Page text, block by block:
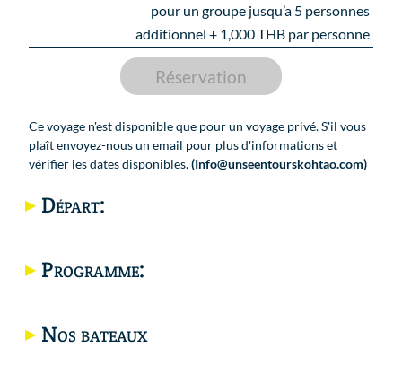
Ce voyage n'est disponible que pour un voyage privé. S'il vous
plaît envoyez-nous un email pour plus d'informations et
vérifier les dates disponibles.(Info@unseentourskohtao.com)
Départ:
Programme:
Nos bateaux
pour un groupe jusqu’a 5 personnes
additionnel + 1,000THB par personne
Réservation